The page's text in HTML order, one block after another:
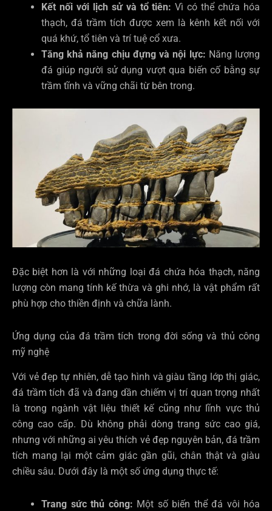
Kết nối với lịch sử và tổ tiên: Vì có thể chứa hóa
thạch, đá trầm tích được xem là kênh kết nối với
quá khứ, tổ tiên và trí tuệ cổ xưa.
Tăng khả năng chịu đựng và nội lực: Năng lượng
đá giúp người sử dụng vượt qua biến cố bằng sự
trầm tĩnh và vững chãi từ bên trong.
Đặc biệt hơn là với những loại đá chứa hóa thạch, năng
lượng còn mang tính kế thừa và ghi nhớ, là vật phẩm rất
phù hợp cho thiền định và chữa lành.
Ứng dụng của đá trầm tích trong đời sống và thủ công
mỹ nghệ
Với vẻ đẹp tự nhiên, dễ tạo hình và giàu tầng lớp thị giác,
đá trầm tích đã và đang dần chiếm vị trí quan trọng nhất
là trong ngành vật liệu thiết kế cũng như lĩnh vực thủ
công cao cấp. Dù không phải dòng trang sức cao giá,
nhưng với những ai yêu thích vẻ đẹp nguyên bản, đá trầm
tích mang lại một cảm giác gần gũi, chân thật và giàu
chiều sâu. Dưới đây là một số ứng dụng thực tế:
Trang sức thủ công: Một số biến thể đá vôi hóa